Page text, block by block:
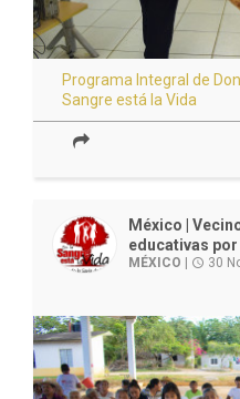
Programa Integral de
Sangre está la Vida
México |
educativas
MÉXICO access_time 30